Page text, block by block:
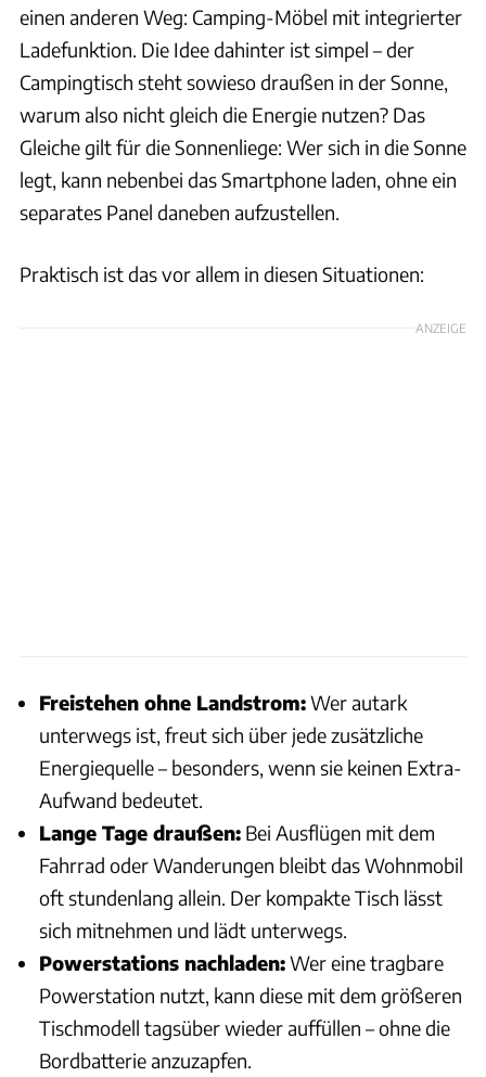
einen anderen Weg: Camping-Möbel mit integrierter
Ladefunktion. Die Idee dahinter ist simpel – der
Campingtisch steht sowieso draußen in der Sonne,
warum also nicht gleich die Energie nutzen? Das
Gleiche gilt für die Sonnenliege: Wer sich in die Sonne
legt, kann nebenbei das Smartphone laden, ohne ein
separates Panel daneben aufzustellen.
Praktisch ist das vor allem in diesen Situationen:
ANZEIGE
Freistehen ohne Landstrom:Wer autark
unterwegs ist, freut sich über jede zusätzliche
Energiequelle – besonders, wenn sie keinen Extra-
Aufwand bedeutet.
Lange Tage draußen: Bei Ausflügen mit dem
Fahrrad oder Wanderungen bleibt das Wohnmobil
oft stundenlang allein. Der kompakte Tisch lässt
sich mitnehmen und lädt unterwegs.
Powerstations nachladen:Wer eine tragbare
Powerstation nutzt, kann diese mit dem größeren
Tischmodell tagsüber wieder auffüllen – ohne die
Bordbatterie anzuzapfen.